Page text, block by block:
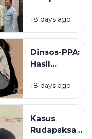
Kejaksaan
Tak Masuk
Tangani
Kasus
Anak
18 days ago
Dinsos-PPA:
Hasil
Sementara
Menunjukkan
Rudapaksa
27 Pelaku di
18 days ago
Kasus
Rudapaksa